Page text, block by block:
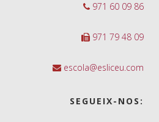
971 60 09 86
971 79 48 09
escola@esliceu.com
SEGUEIX-NOS: